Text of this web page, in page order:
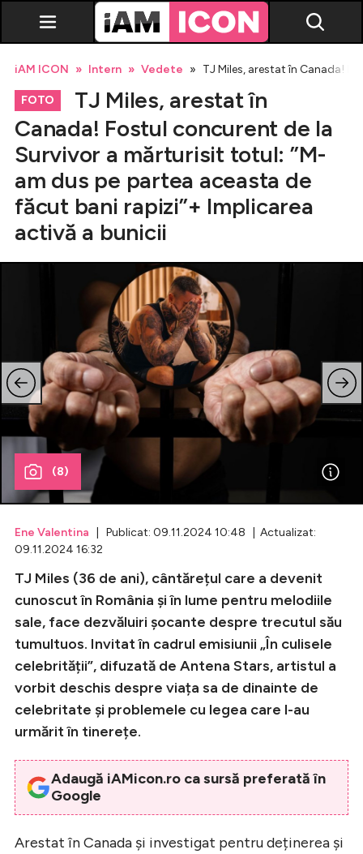
Breaking news
Evenimente
Emisiuni TV
Horoscop
Lifestyle
Celebrități
Breaking News
Intră în cont
Creează cont
iAM ICON Intern Vedete TJ Miles, arestat în Canada!
FOTO
TJ Miles, arestat în
Canada! Fostul concurent de la
Survivor a mărturisit totul: ”M-
am dus pe partea aceasta de
făcut bani rapizi”+ Implicarea
activă a bunicii
(8)
Ene Valentina | Publicat: 09.11.2024 10:48 | Actualizat:
09.11.2024 16:32
TJ Miles (36 de ani), cântărețul care a devenit
cunoscut în România și în lume pentru melodiile
sale, face dezvăluiri șocante despre trecutul său
tumultuos. Invitat în cadrul emisiunii „În culisele
celebrității”, difuzată de Antena Stars, artistul a
vorbit deschis despre viața sa de dinainte de
celebritate și problemele cu legea care l-au
urmărit în tinerețe.
Adaugă iAMicon.ro ca sursă preferată în
Google
Arestat în Canada și investigat pentru deținerea și